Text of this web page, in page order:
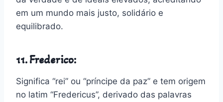
em um mundo mais justo, solidário e
equilibrado.
11. Frederico:
Significa “rei” ou “príncipe da paz” e tem origem
no latim “Fredericus”, derivado das palavras